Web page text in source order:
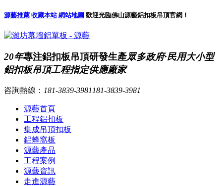
源藝推薦 收藏本站 網站地圖 歡迎光臨佛山源藝鋁扣板吊頂官網！
20年專注鋁扣板吊頂研發生產眾多政府·民用大小型
鋁扣板吊頂工程指定供應廠家
咨詢熱線： 181-3839-3981 181-3839-3981
源藝首頁
工程鋁扣板
集成吊頂扣板
鋁蜂窩板
源藝產品
工程案例
源藝資訊
走進源藝